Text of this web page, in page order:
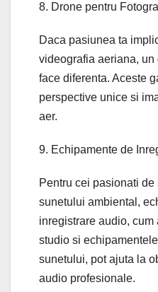
8. Drone pentru
Daca pasiunea ta
videografia aeriana,
face diferenta. Aceste
perspective unice si
aer.
9. Echipamente de
Pentru cei pasionati
sunetului ambiental,
inregistrare audio,
studio si
sunetului, pot ajuta la
audio profesionale.